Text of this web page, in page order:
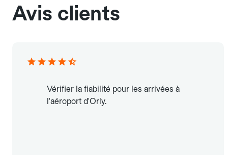
Avis clients
Vérifier la fiabilité pour les arrivées à
l'aéroport d'Orly.